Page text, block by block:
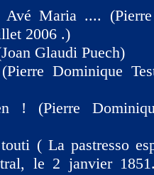
Maria ....
2006 .)
Glaudi Puech)
Dominique
! (Pierre
( La pastresso
le 2 janvier